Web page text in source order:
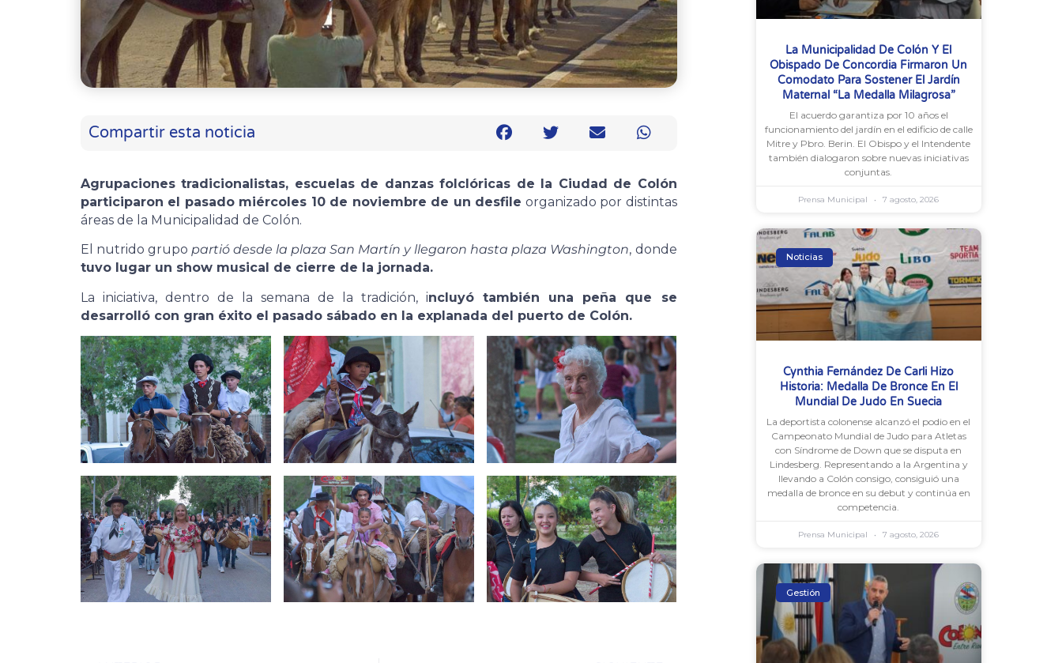
Compartir esta noticia
Agrupaciones tradicionalistas, escuelas de danzas folclóricas de la Ciudad de Colón
participaron el pasado miércoles 10 de noviembre de un desfile organizado por distintas
áreas de la Municipalidad de Colón.
El nutrido grupopartió desde la plaza San Martín y llegaron hasta plaza Washington, donde
tuvo lugar un show musical de cierre de la jornada.
La iniciativa, dentro de la semana de la tradición, incluyó también una peña que se
desarrolló con gran éxito el pasado sábado en la explanada del puerto de Colón.
La Municipalidad De Colón Y El
Obispado De Concordia Firmaron Un
Comodato Para Sostener El Jardín
Maternal “La Medalla Milagrosa”
El acuerdo garantiza por 10 años el
funcionamiento del jardín en el edificio de calle
Mitre y Pbro. Berin. El Obispo y el Intendente
también dialogaron sobre nuevas iniciativas
conjuntas.
Prensa Municipal 7 agosto, 2026
Noticias
Cynthia Fernández De Carli Hizo
Historia: Medalla De Bronce En El
Mundial De Judo En Suecia
La deportista colonense alcanzó el podio en el
Campeonato Mundial de Judo para Atletas
con Síndrome de Down que se disputa en
Lindesberg. Representando a la Argentina y
llevando a Colón consigo, consiguió una
medalla de bronce en su debut y continúa en
competencia.
Prensa Municipal 7 agosto, 2026
Gestión